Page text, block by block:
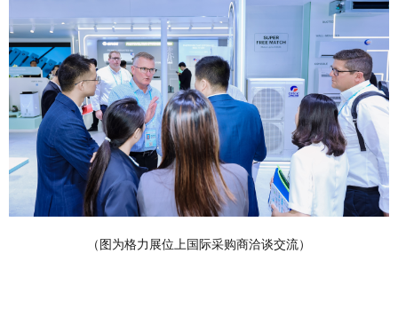
（图为格力展位上国际采购商洽谈交流）